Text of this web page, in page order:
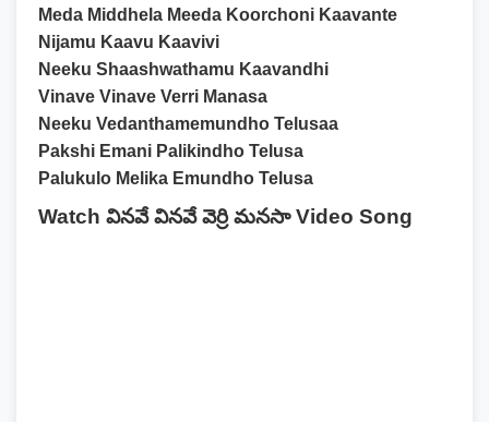
Meda Middhela Meeda Koorchoni Kaavante
Nijamu Kaavu Kaavivi
Neeku Shaashwathamu Kaavandhi
Vinave Vinave Verri Manasa
Neeku Vedanthamemundho Telusaa
Pakshi Emani Palikindho Telusa
Palukulo Melika Emundho Telusa
Watch వినవే వినవే వెర్రి మనసా Video Song